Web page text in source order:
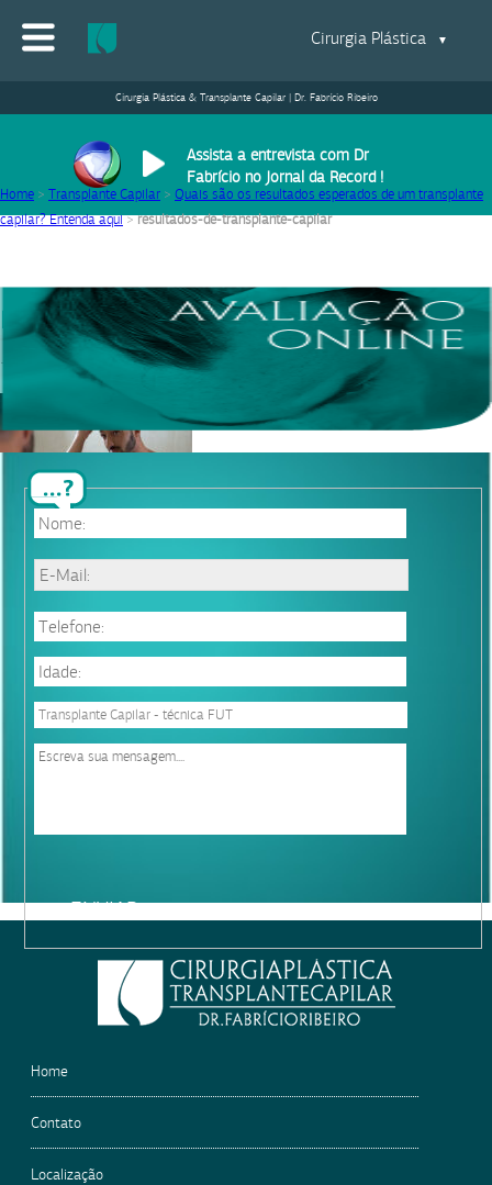
Cirurgia Plástica ▼
Cirurgia Plástica & Transplante Capilar | Dr. Fabrício Ribeiro
Assista a entrevista com Dr
Fabrício no Jornal da Record !
Home > Transplante Capilar > Quais são os resultados esperados de um transplante
capilar? Entenda aqui>resultados-de-transplante-capilar
leave
resultados-de-transplante-capilar
15/10/2020|Equipe Dr. Fabrício Ribeiro
Home
Contato
Localização